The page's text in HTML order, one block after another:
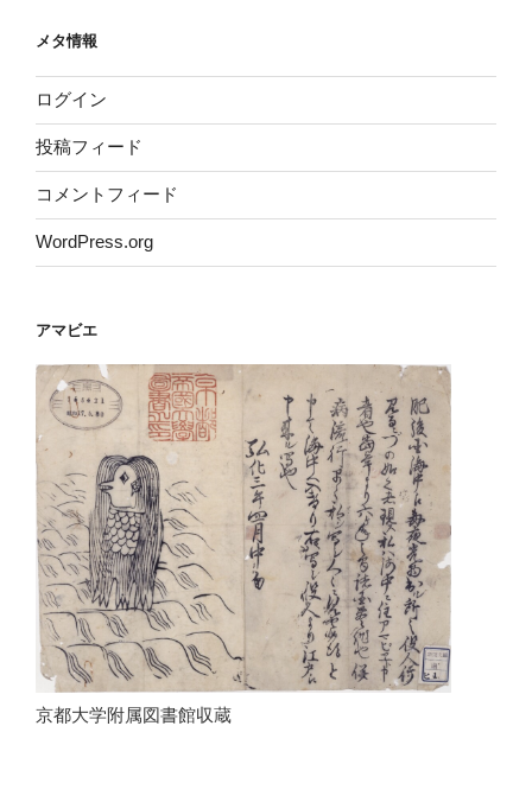
メタ情報
ログイン
投稿フィード
コメントフィード
WordPress.org
アマビエ
京都大学附属図書館収蔵